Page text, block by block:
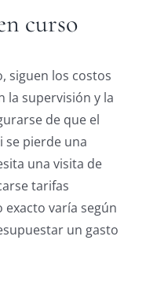
curso
siguen los costos
la supervisión y la
de que el
se pierde una
una visita de
tarifas
exacto varía según
un gasto